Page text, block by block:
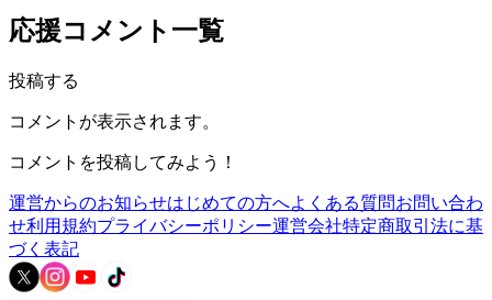
応援コメント一覧
投稿する
コメントが表示されます。
コメントを投稿してみよう！
運営からのお知らせはじめての方へよくある質問お問い合わ
せ利用規約プライバシーポリシー運営会社特定商取引法に基
づく表記